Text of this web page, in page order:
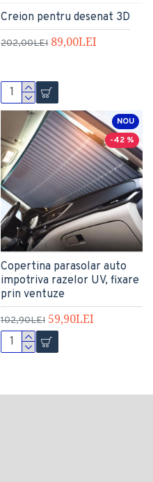
Creion pentru desenat 3D
202,00LEI 89,00LEI
NOU
-42 %
Copertina parasolar auto
impotriva razelor UV, fixare
prin ventuze
102,90LEI 59,90LEI